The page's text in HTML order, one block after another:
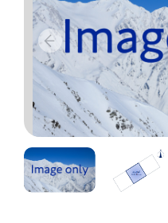
物件サイト（白馬）
物件サイト（大町）
物件サイト（安曇野）
物件サイト（松本）
THE HAKUBA COMPANY